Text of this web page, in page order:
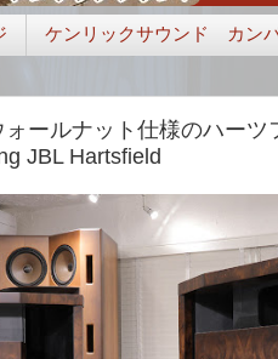
ケンリックサウンド カン
ォールナット仕様のハー
JBL Hartsfield